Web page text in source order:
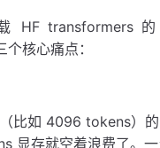
transformers 的
核心痛点：
比如 4096 tokens）
存就空着浪费了。